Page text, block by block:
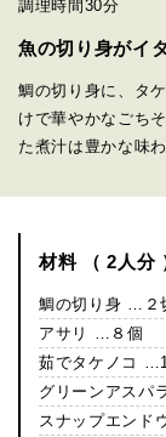
調理時間 30分
魚の切り身がイ
鯛の切り身に、タ
けで華やかなごち
た煮汁は豊かな味わ
材料 （ 2人分
鯛の切り身 …２
アサリ …８個
茹でタケノコ
グリーンアスパ
スナップエンド